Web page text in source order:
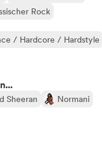
Rock
/ Hardcore / Hardstyle
Sheeran
Normani